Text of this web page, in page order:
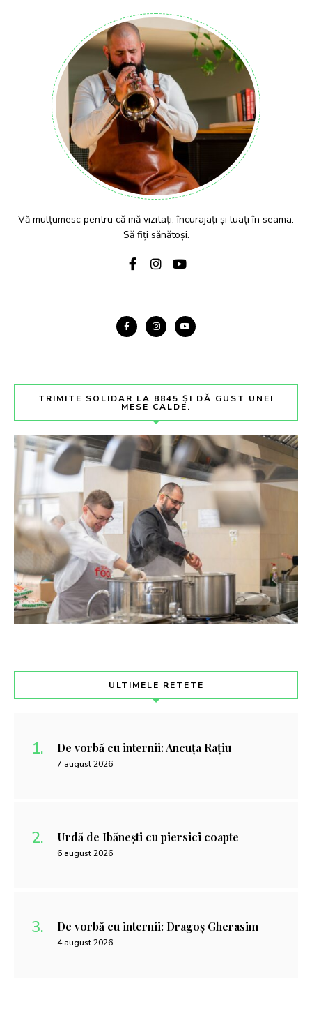
Vă mulțumesc pentru că mă vizitați, încurajați și luați în seama.
Să fiți sănătoși.
TRIMITE SOLIDAR LA 8845 ȘI DĂ GUST UNEI
MESE CALDE.
ULTIMELE RETETE
De vorbă cu internii: Ancuța Rațiu
7 august 2026
Urdă de Ibănești cu piersici coapte
6 august 2026
De vorbă cu internii: Dragoș Gherasim
4 august 2026